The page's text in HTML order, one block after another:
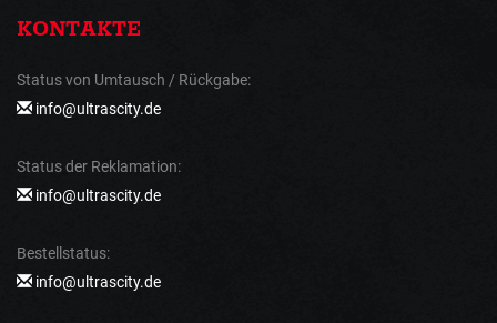
KONTAKTE
Status von Umtausch / Rückgabe:
info@ultrascity.de
Status der Reklamation:
info@ultrascity.de
Bestellstatus:
info@ultrascity.de